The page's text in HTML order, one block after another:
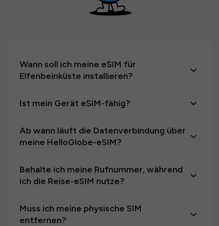
Wann soll ich meine eSIM für
Elfenbeinküste installieren?
Ist mein Gerät eSIM-fähig?
Ab wann läuft die Datenverbindung über
meine HelloGlobe-eSIM?
Behalte ich meine Rufnummer, während
ich die Reise-eSIM nutze?
Muss ich meine physische SIM
entfernen?